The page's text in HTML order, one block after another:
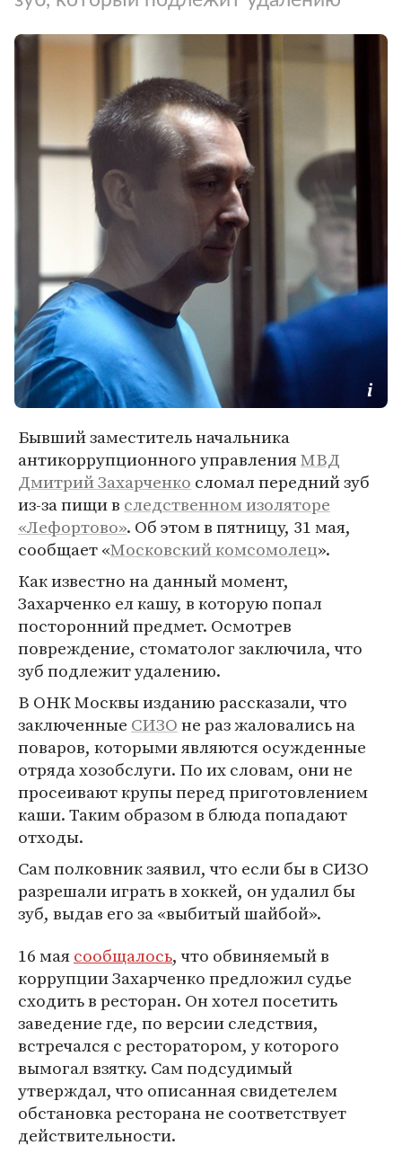
Бывший заместитель начальника
антикоррупционного управленияМВД
Дмитрий Захарченко сломал передний зуб
из-за пищи в следственном изоляторе
«Лефортово». Об этом в пятницу, 31 мая,
сообщает «Московский комсомолец».
Как известно на данный момент,
Захарченко ел кашу, в которую попал
посторонний предмет. Осмотрев
повреждение, стоматолог заключила, что
зуб подлежит удалению.
В ОНК Москвы изданию рассказали, что
заключенные СИЗОне раз жаловались на
поваров, которыми являются осужденные
отряда хозобслуги. По их словам, они не
просеивают крупы перед приготовлением
каши. Таким образом в блюда попадают
отходы.
Сам полковник заявил, что если бы в СИЗО
разрешали играть в хоккей, он удалил бы
зуб, выдав его за «выбитый шайбой».
16 маясообщалось, что обвиняемый в
коррупции Захарченко предложил судье
сходить в ресторан. Он хотел посетить
заведение где, по версии следствия,
встречался с ресторатором, у которого
вымогал взятку. Сам подсудимый
утверждал, что описанная свидетелем
обстановка ресторана не соответствует
действительности.